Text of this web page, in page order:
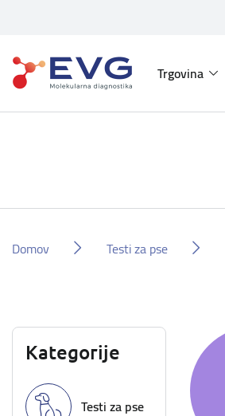
Trgovina
Domov Testi za pse
Kategorije
Testi za pse